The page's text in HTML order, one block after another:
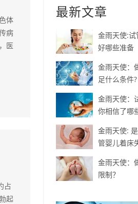
体
病
医
占
起
最新文章
金雨天使:
好哪些准备
金雨天使：
足什么条件?
金雨天使：
你相信了哪
金雨天使:
管婴儿着床
金雨天使：
限制？